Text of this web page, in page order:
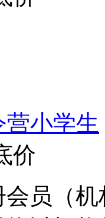
小学生
价
员（